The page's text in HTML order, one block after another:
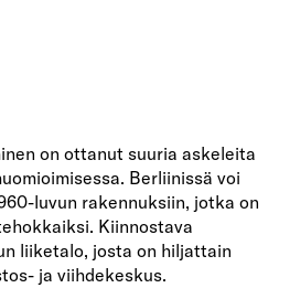
on ottanut suuria askeleita
Berliinissä voi
luvun rakennuksiin, jotka on
Kiinnostava
liiketalo, josta on hiljattain
ja viihdekeskus.